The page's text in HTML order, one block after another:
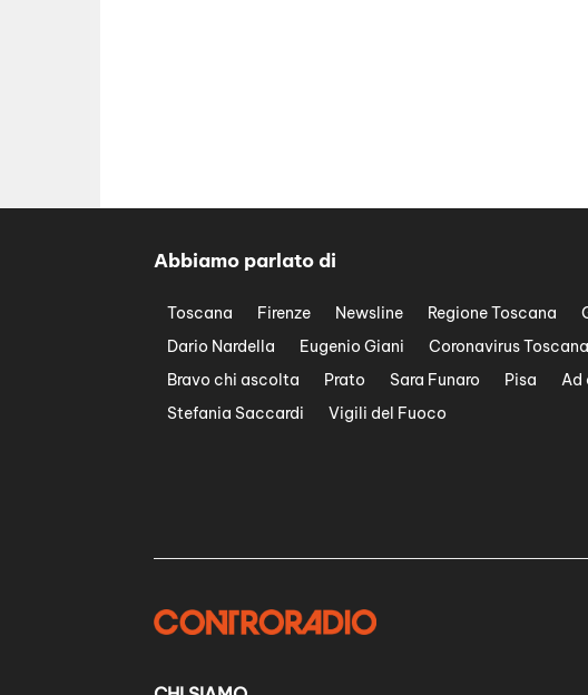
Abbiamo parlato di
Toscana Firenze Newsline Regione Toscana
Dario Nardella
Eugenio Giani Coronavirus Toscana
Bravo chi ascolta
Prato Sara Funaro Pisa Ad
Stefania Saccardi
Vigili del Fuoco